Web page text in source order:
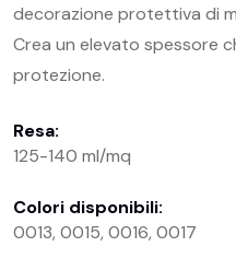
decorazione protettiva di
Crea un elevato spessore
protezione.
Resa:
125-140 ml/mq
Colori disponibili:
0013, 0015, 0016, 0017